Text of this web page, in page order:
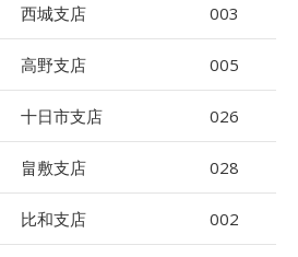
西城支店 003
高野支店 005
十日市支店 026
畠敷支店 028
比和支店 002